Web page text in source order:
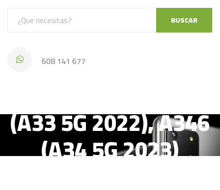
BUSCAR
608 141 677
(A33 5G 2022), A346
(A34 5G 2023)